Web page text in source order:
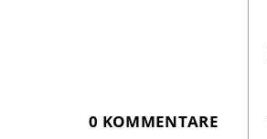
0 KOMMENTARE